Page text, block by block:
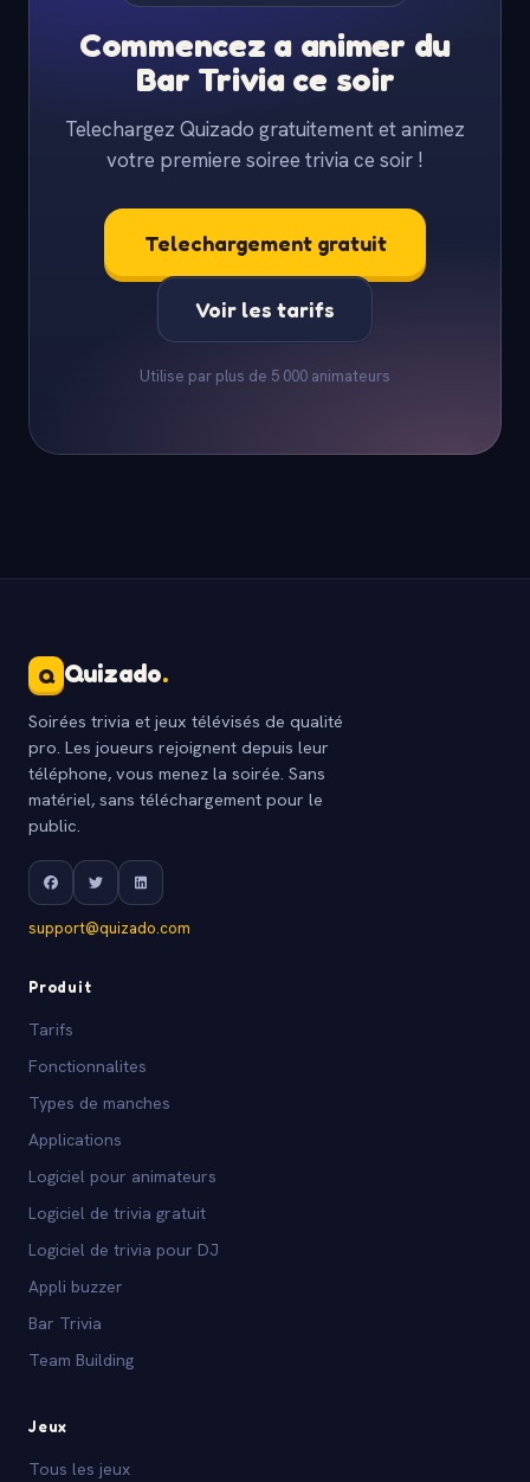
Commencez a animer du
Bar Trivia ce soir
Telechargez Quizado gratuitement et animez
votre premiere soiree trivia ce soir !
Telechargement gratuit
Voir les tarifs
Utilise par plus de 5 000 animateurs
Q Quizado.
Soirées trivia et jeux télévisés de qualité
pro. Les joueurs rejoignent depuis leur
téléphone, vous menez la soirée. Sans
matériel, sans téléchargement pour le
public.
support@quizado.com
Produit
Tarifs
Fonctionnalites
Types de manches
Applications
Logiciel pour animateurs
Logiciel de trivia gratuit
Logiciel de trivia pour DJ
Appli buzzer
Bar Trivia
Team Building
Jeux
Tous les jeux